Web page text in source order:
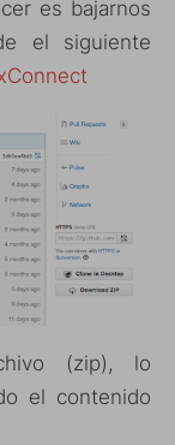
es bajarnos
el siguiente
(zip), lo
el contenido